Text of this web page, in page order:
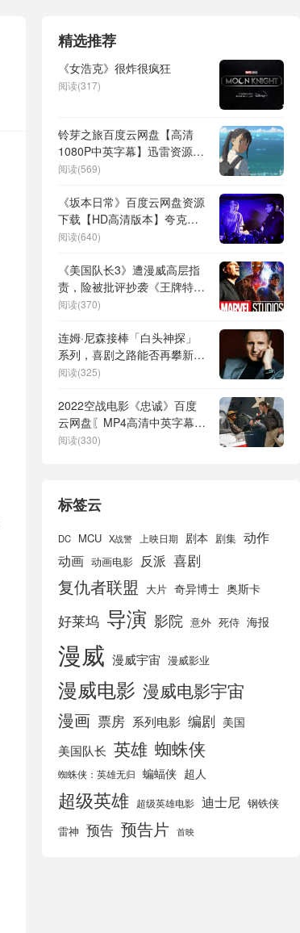
精选推荐
《女浩克》很炸很疯狂
阅读(317)
铃芽之旅百度云网盘【高清
1080P中英字幕】迅雷资源下
载
阅读(569)
《坂本日常》百度云网盘资源
下载【HD高清版本】夸克网
盘迅雷下载
阅读(640)
《美国队长3》遭漫威高层指
责，险被批评抄袭《王牌特
工》
阅读(370)
连姆·尼森接棒「白头神探」
系列，喜剧之路能否再攀新高
峰？
阅读(325)
2022空战电影《忠诚》百度
云网盘〖MP4高清中英字幕资
源〗
阅读(330)
标签云
DC MCU X战警 上映日期 剧本 剧集 动作
动画 动画电影 反派 喜剧
复仇者联盟 大片 奇异博士 奥斯卡
好莱坞 导演 影院 意外 死侍 海报
漫威 漫威宇宙 漫威影业
漫威电影 漫威电影宇宙
漫画 票房 系列电影 编剧 美国
美国队长 英雄 蜘蛛侠
蜘蛛侠：英雄无归 蝙蝠侠 超人
超级英雄 超级英雄电影 迪士尼 钢铁侠
雷神 预告 预告片 首映